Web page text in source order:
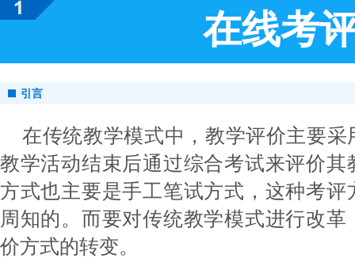
在线考
引言
在传统教学模式中，教学评价主要
教学活动结束后通过综合考试来评价
方式也主要是手工笔试方式，这种考
周知的。而要对传统教学模式进行改
价方式的转变。